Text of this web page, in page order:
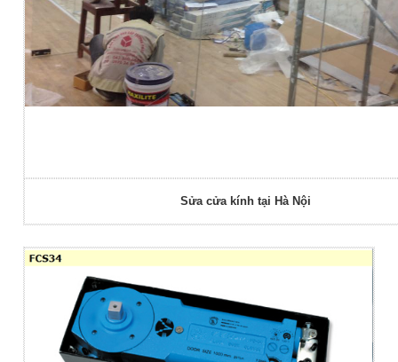
Sửa cửa kính tại Hà Nội